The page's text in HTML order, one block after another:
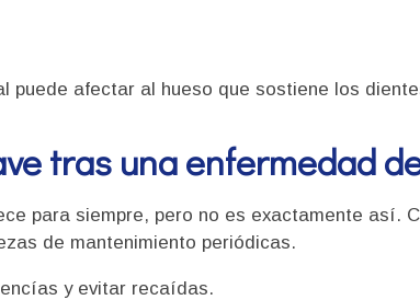
puede afectar al hueso que sostiene los
tras una enfermedad
para siempre, pero no es exactamente así.
de mantenimiento periódicas.
y evitar recaídas.